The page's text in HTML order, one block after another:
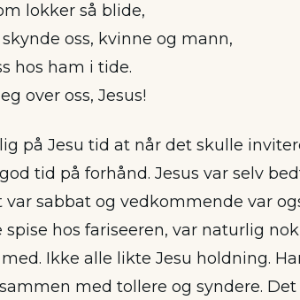
lokker så blide,
oss, kvinne og mann,
hos ham i tide.
over oss, Jesus!
på Jesu tid at når det skulle
tid på forhånd. Jesus var selv
var sabbat og vedkommende var
spise hos fariseeren, var naturlig
Ikke alle likte Jesu holdning.
med tollere og syndere.